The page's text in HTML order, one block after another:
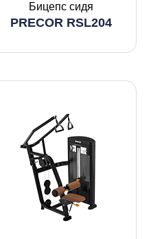
Бицепс сидя
PRECOR RSL204